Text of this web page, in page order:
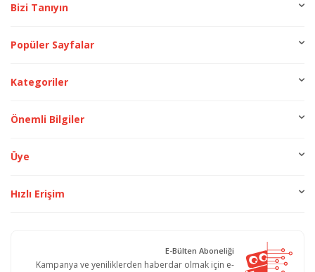
Bizi Tanıyın
Popüler Sayfalar
Kategoriler
Önemli Bilgiler
Üye
Hızlı Erişim
E-Bülten Aboneliği
Kampanya ve yeniliklerden haberdar olmak için e-